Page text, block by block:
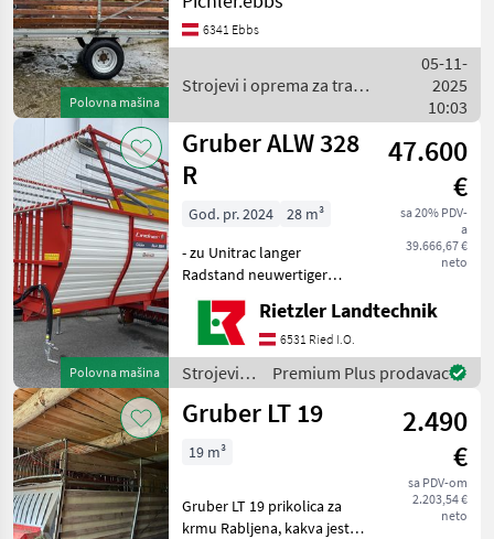
Polovna mašina
Zustand! Strojevi i oprema
za travu i baliranje
6341 Ebbs
Strojevi i oprema za travu
05-11-
2025
10:03
Polovna mašina
Gruber ALW 328
R
47.600
€
sa 20% PDV-
a
39.666,67 €
neto
God. pr. 2024
28 m³
- zu Unitrac langer
Radstand neuwertiger
Zustand des ROTOR-
Aufbauladewagens hydr.
Heckklappe hydr. Pikcup
hydr. Kratzboden inkl.
Abstellstützen, Gelenkwell
Rietzler Landtechnik
6531 Ried I.O.
Strojevi i
oprema
za travu i
baliranje /
Gruber
Premium Plus prodavac
Gruber LT 19
2.490
€
sa PDV-om
2.203,54 €
neto
19 m³
Gruber LT 19 prikolica za
krmu Rabljena, kakva jest -